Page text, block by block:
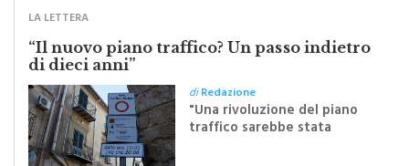
LA LETTERA
“Il nuovo piano traffico? Un passo indietro
di dieci anni”
diRedazione
"Una rivoluzione del piano